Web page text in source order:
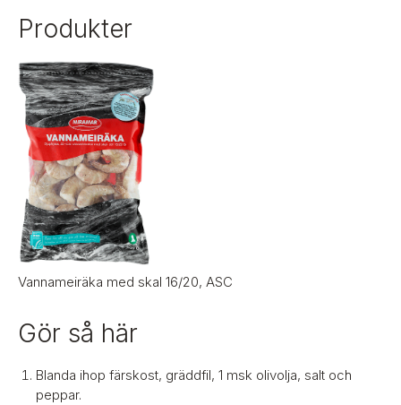
Produkter
Vannameiräka med skal 16/20, ASC
Gör så här
Blanda ihop färskost, gräddfil, 1 msk olivolja, salt och
peppar.